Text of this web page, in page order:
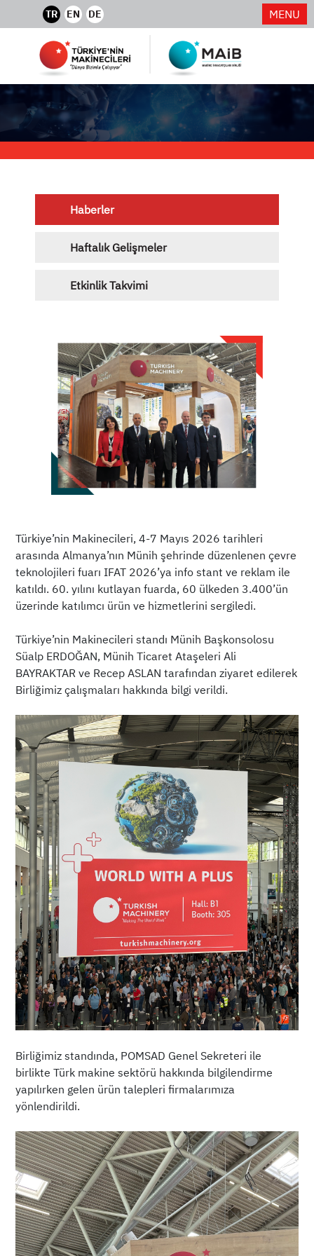
TR EN DE MENU
Haberler
Haftalık Gelişmeler
Etkinlik Takvimi
Türkiye’nin Makinecileri, 4-7 Mayıs 2026 tarihleri
arasında Almanya’nın Münih şehrinde düzenlenen çevre
teknolojileri fuarı IFAT 2026’ya info stant ve reklam ile
katıldı. 60. yılını kutlayan fuarda, 60 ülkeden 3.400’ün
üzerinde katılımcı ürün ve hizmetlerini sergiledi.
Türkiye’nin Makinecileri standı Münih Başkonsolosu
Süalp ERDOĞAN, Münih Ticaret Ataşeleri Ali
BAYRAKTAR ve Recep ASLAN tarafından ziyaret edilerek
Birliğimiz çalışmaları hakkında bilgi verildi.
Birliğimiz standında, POMSAD Genel Sekreteri ile
birlikte Türk makine sektörü hakkında bilgilendirme
yapılırken gelen ürün talepleri firmalarımıza
yönlendirildi.